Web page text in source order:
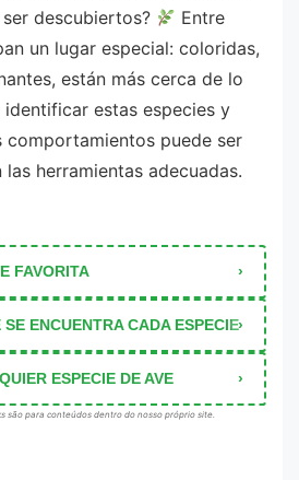
descubiertos?
Entre
un lugar especial: coloridas,
están más cerca de lo
identificar estas especies y
comportamientos puede ser
herramientas adecuadas.
FAVORITA
ENCUENTRA CADA ESPECIE
ESPECIE DE AVE
são para conteúdos dentro do nosso próprio site.